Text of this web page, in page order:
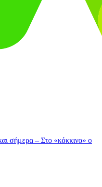
σήμερα – Στο «κόκκινο» ο